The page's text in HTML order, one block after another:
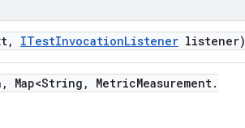
, ITestInvocationListener listener)
, Map<String , MetricMeasurement.